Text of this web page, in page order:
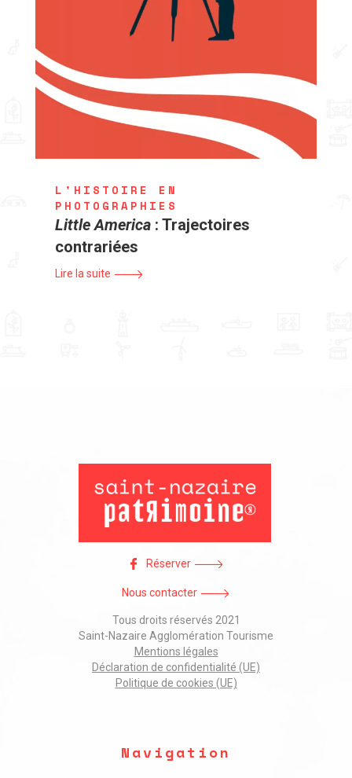
L'HISTOIRE EN
PHOTOGRAPHIES
Little America : Trajectoires
contrariées
Lire la suite
Réserver
Nous contacter
Tous droits réservés 2021
Saint-Nazaire Agglomération Tourisme
Mentions légales
Déclaration de confidentialité (UE)
Politique de cookies (UE)
Navigation